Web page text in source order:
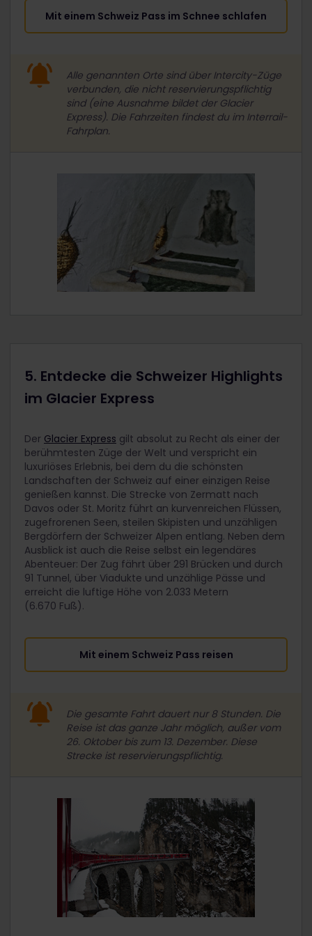
Mit einem Schweiz Pass im Schnee schlafen
Alle genannten Orte sind über Intercity-Züge
verbunden, die nicht reservierungspflichtig
sind (eine Ausnahme bildet der Glacier
Express). Die Fahrzeiten findest du im Interrail-
Fahrplan.
5. Entdecke die Schweizer Highlights
im Glacier Express
Der Glacier Express gilt absolut zu Recht als einer der
berühmtesten Züge der Welt und verspricht ein
luxuriöses Erlebnis, bei dem du die schönsten
Landschaften der Schweiz auf einer einzigen Reise
genießen kannst. Die Strecke von Zermatt nach
Davos oder St. Moritz führt an kurvenreichen Flüssen,
zugefrorenen Seen, steilen Skipisten und unzähligen
Bergdörfern der Schweizer Alpen entlang. Neben dem
Ausblick ist auch die Reise selbst ein legendäres
Abenteuer: Der Zug fährt über 291 Brücken und durch
91 Tunnel, über Viadukte und unzählige Pässe und
erreicht die luftige Höhe von 2.033 Metern
(6.670 Fuß).
Mit einem Schweiz Pass reisen
Die gesamte Fahrt dauert nur 8 Stunden. Die
Reise ist das ganze Jahr möglich, außer vom
26. Oktober bis zum 13. Dezember. Diese
Strecke ist reservierungspflichtig.